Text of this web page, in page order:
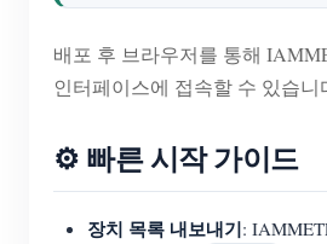
배포 후 브라우저를 통해
인터페이스에 접속할 수 있습니
⚙️ 빠른 시작 가이드
장치 목록 내보내기: